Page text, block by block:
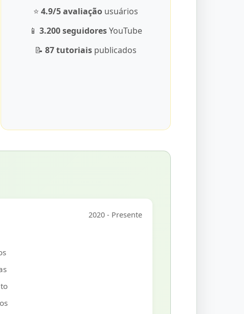
⭐4.9/5 avaliação usuários
📱3.200 seguidoresYouTube
📝87 tutoriais publicados
2020 - Presente